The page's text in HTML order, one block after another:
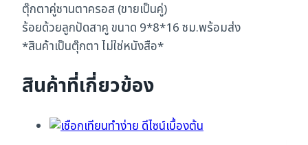
ตุ๊กตาคู่ซานตาครอส (ขายเป็นคู่)
ร้อยด้วยลูกปัดสาคู ขนาด 9*8*16 ซม.พร้อมส่ง
*สินค้าเป็นตุ๊กตา ไม่ใช่หนังสือ*
สินค้าที่เกี่ยวข้อง